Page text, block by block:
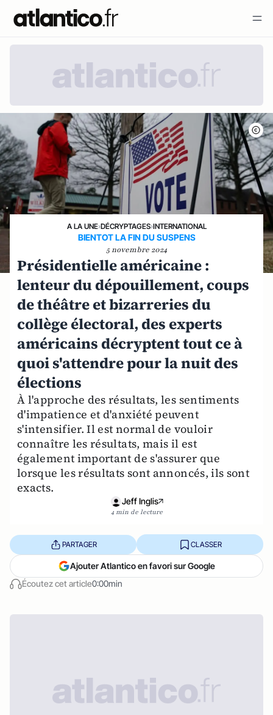
A LA UNE›DÉCRYPTAGES›INTERNATIONAL
BIENTOT LA FIN DU SUSPENS
5 novembre 2024
Présidentielle américaine :
lenteur du dépouillement, coups
de théâtre et bizarreries du
collège électoral, des experts
américains décryptent tout ce à
quoi s'attendre pour la nuit des
élections
À l'approche des résultats, les sentiments
d'impatience et d'anxiété peuvent
s'intensifier. Il est normal de vouloir
connaître les résultats, mais il est
également important de s'assurer que
lorsque les résultats sont annoncés, ils sont
exacts.
Jeff Inglis
4 min de lecture
Écoutez cet article0:00min
PARTAGER CLASSER
Ajouter Atlantico en favori sur Google